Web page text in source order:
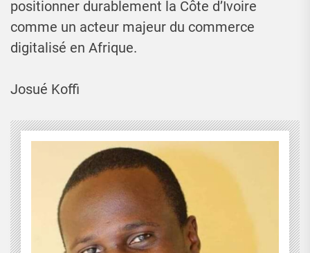
positionner durablement la Côte d’Ivoire
comme un acteur majeur du commerce
digitalisé en Afrique.
Josué Koffi